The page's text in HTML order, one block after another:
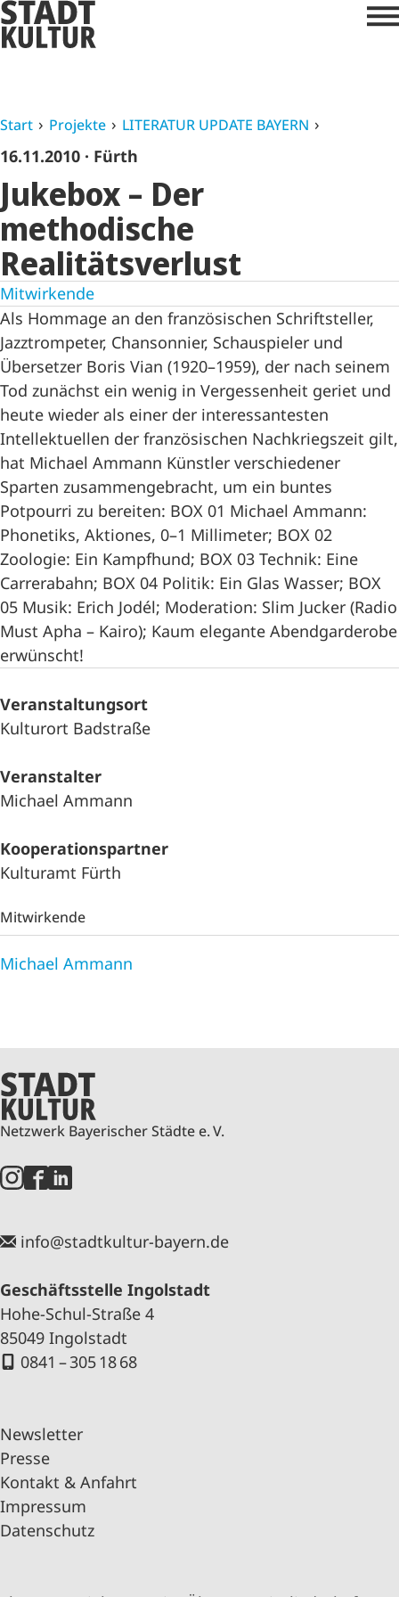
Start Projekte LITERATUR UPDATE BAYERN
16.11.2010 · Fürth
Jukebox – Der
methodische
Realitätsverlust
Mitwirkende
Als Hommage an den französischen Schriftsteller,
Jazztrompeter, Chansonnier, Schauspieler und
Übersetzer Boris Vian (1920–1959), der nach seinem
Tod zunächst ein wenig in Vergessenheit geriet und
heute wieder als einer der interessantesten
Intellektuellen der französischen Nachkriegszeit gilt,
hat Michael Ammann Künstler verschiedener
Sparten zusammengebracht, um ein buntes
Potpourri zu bereiten: BOX 01 Michael Ammann:
Phonetiks, Aktiones, 0–1 Millimeter; BOX 02
Zoologie: Ein Kampfhund; BOX 03 Technik: Eine
Carrerabahn; BOX 04 Politik: Ein Glas Wasser; BOX
05 Musik: Erich Jodél; Moderation: Slim Jucker (Radio
Must Apha – Kairo); Kaum elegante Abendgarderobe
erwünscht!
Veranstaltungsort
Kulturort Badstraße
Veranstalter
Michael Ammann
Kooperationspartner
Kulturamt Fürth
Mitwirkende
Michael Ammann
Netzwerk Bayerischer Städte e. V.
info@stadtkultur-bayern.de
Geschäftsstelle Ingolstadt
Hohe-Schul-Straße 4
85049 Ingolstadt
0841 – 305 18 68
Newsletter
Presse
Kontakt & Anfahrt
Impressum
Datenschutz